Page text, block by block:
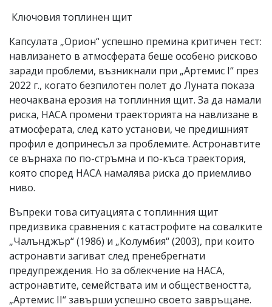
Ключовия топлинен щит
Капсулата „Орион“ успешно премина критичен тест:
навлизането в атмосферата беше особено рисково
заради проблеми, възникнали при „Артемис I“ през
2022 г., когато безпилотен полет до Луната показа
неочаквана ерозия на топлинния щит. За да намали
риска, НАСА промени траекторията на навлизане в
атмосферата, след като установи, че предишният
профил е допринесъл за проблемите. Астронавтите
се върнаха по по-стръмна и по-къса траектория,
която според НАСА намалява риска до приемливо
ниво.
Въпреки това ситуацията с топлинния щит
предизвика сравнения с катастрофите на совалките
„Чалънджър“ (1986) и „Колумбия“ (2003), при които
астронавти загиват след пренебрегнати
предупреждения. Но за облекчение на НАСА,
астронавтите, семействата им и обществеността,
„Артемис II“ завърши успешно своето завръщане.